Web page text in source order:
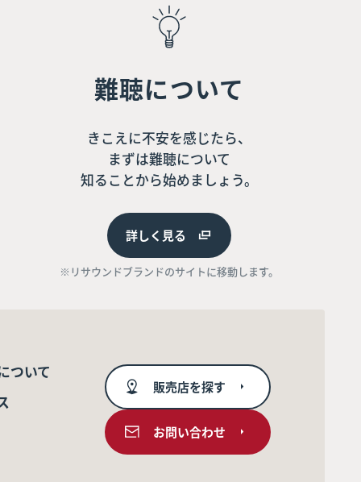
難聴について
きこえに不安を感じたら、
まずは難聴について
知ることから始めましょう。
詳しく見る
※リサウンドブランドのサイトに移動します。
ついて
販売店を探す
お問い合わせ